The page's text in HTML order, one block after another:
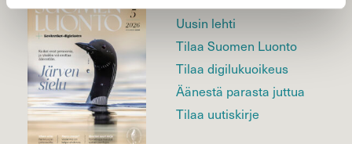
Uusin lehti
Tilaa Suomen Luonto
Tilaa digilukuoikeus
Äänestä parasta juttua
Tilaa uutiskirje